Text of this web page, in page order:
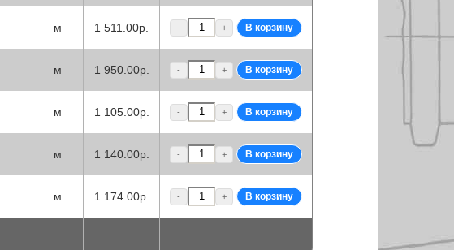
м 1 511.00р. - +
м 1 950.00р. - +
м 1 105.00р. - +
м 1 140.00р. - +
м 1 174.00р. - +